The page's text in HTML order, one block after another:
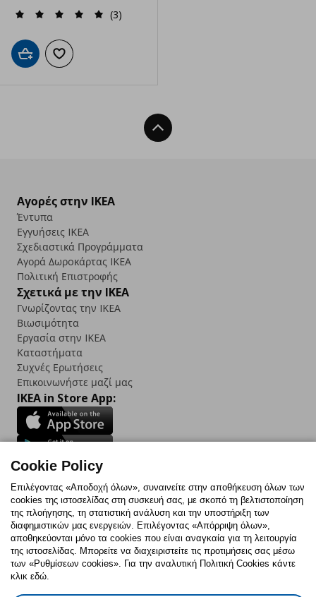
(3)
Προσθήκη στο καλάθι
Προσθήκη στα αγαπημένα
Back To Top
Αγορές στην IKEA
Έντυπα
Εγγυήσεις IKEA
Σχεδιαστικά Προγράμματα
Αγορά Δωρoκάρτας IKEA
Πολιτική Επιστροφής
Σχετικά με την IKEA
Γνωρίζοντας την IKEA
Βιωσιμότητα
Εργασία στην IKEA
Καταστήματα
Συχνές Ερωτήσεις
Επικοινωνήστε μαζί μας
IKEA in Store App:
Follow us:
FacebookInstagram
TikTokYoutubePinterestTwitter
Cookie Policy
Επιλέγοντας «Αποδοχή όλων», συναινείτε στην αποθήκευση όλων των
cookies της ιστοσελίδας στη συσκευή σας, με σκοπό τη βελτιστοποίηση
της πλοήγησης, τη στατιστική ανάλυση και την υποστήριξη των
διαφημιστικών μας ενεργειών. Επιλέγοντας «Απόρριψη όλων»,
αποθηκεύονται μόνο τα cookies που είναι αναγκαία για τη λειτουργία
της ιστοσελίδας. Μπορείτε να διαχειριστείτε τις προτιμήσεις σας μέσω
των «Ρυθμίσεων cookies». Για την αναλυτική Πολιτική Cookies κάντε
κλικ εδώ.